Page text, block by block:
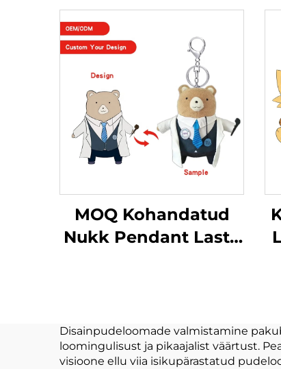
MOQ Kohandatud
Nukk Pendant Laste
Disainpudeloomade valmistamine
loomingulisust ja pikaajalist väärtust.
visioone ellu viia isikupärastatud